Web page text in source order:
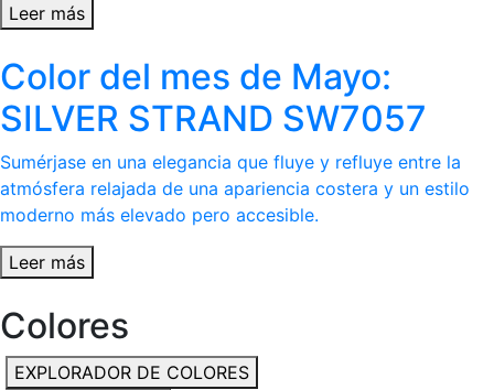
Leer más
Color del mes de Mayo:
SILVER STRAND SW7057
Sumérjase en una elegancia que fluye y refluye entre la
atmósfera relajada de una apariencia costera y un estilo
moderno más elevado pero accesible.
Leer más
Colores
EXPLORADOR DE COLORES